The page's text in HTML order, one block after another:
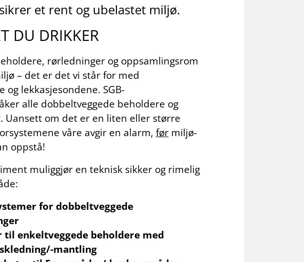
et rent og ube­las­tet mil­jø.
DU DRIK­KER
rørledninger og oppsamlingsrom
– det er det vi står for med
lekkasjesondene. SGB-
alle dobbeltveggede beholdere og
Uansett om det er en liten eller større
våre avgir en alarm, førmiljø-
oppstå!
muliggjør en teknisk sikker og rimelig
for dobbeltveggede
enkeltveggede beholdere med
mantling